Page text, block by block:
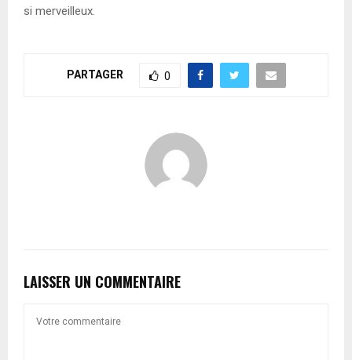
si merveilleux.
PARTAGER 0
LAISSER UN COMMENTAIRE